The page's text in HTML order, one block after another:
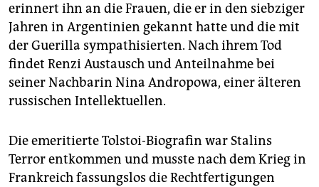
erinnert ihn an die Frauen, die er in den siebziger
Jahren in Argentinien gekannt hatte und die mit
der Guerilla sympathisierten. Nach ihrem Tod
findet Renzi Austausch und Anteilnahme bei
seiner Nachbarin Nina Andropowa, einer älteren
russischen Intellektuellen.
Die emeritierte Tolstoi-Biografin war Stalins
Terror entkommen und musste nach dem Krieg in
Frankreich fassungslos die Rechtfertigungen